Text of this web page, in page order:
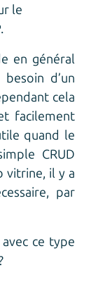
le
en général
d’un
cela
facilement
quand le
CRUD
vitrine, il y a
par
ce type